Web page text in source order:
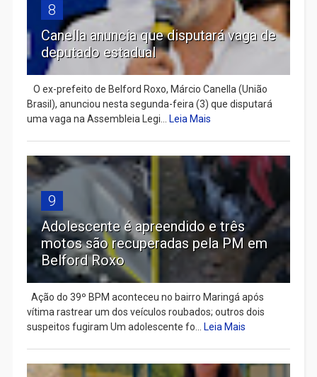
8
Canella anuncia que disputará vaga de
deputado estadual
​ O ex-prefeito de Belford Roxo, Márcio Canella (União
Brasil), anunciou nesta segunda-feira (3) que disputará
uma vaga na Assembleia Legi... Leia Mais
9
Adolescente é apreendido e três
motos são recuperadas pela PM em
Belford Roxo
Ação do 39º BPM aconteceu no bairro Maringá após
vítima rastrear um dos veículos roubados; outros dois
suspeitos fugiram Um adolescente fo... Leia Mais